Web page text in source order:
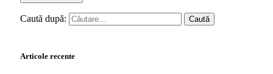
Caută după:
Articole recente